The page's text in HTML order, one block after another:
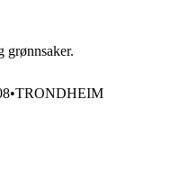
grønnsaker.
•TRONDHEIM